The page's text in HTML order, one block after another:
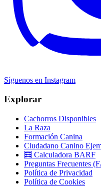
Síguenos en Instagram
Explorar
Cachorros Disponibles
La Raza
Formación Canina
Ciudadano Canino
🧮 Calculadora BARF
Preguntas Frecuentes
Política de Privacidad
Política de Cookies